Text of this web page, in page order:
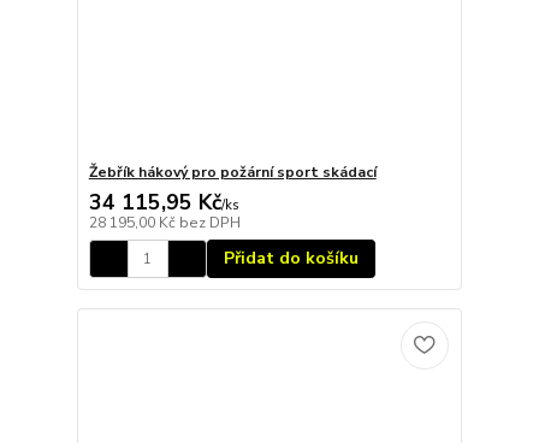
Žebřík hákový pro požární sport skádací
34 115,95 Kč/ks
28 195,00 Kč bez DPH
Přidat do košíku